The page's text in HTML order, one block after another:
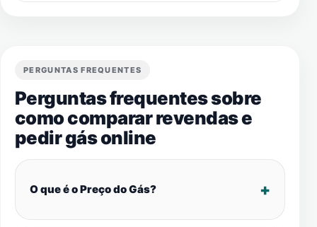
PERGUNTAS FREQUENTES
Perguntas frequentes sobre
como comparar revendas e
pedir gás online
O que é o Preço do Gás?